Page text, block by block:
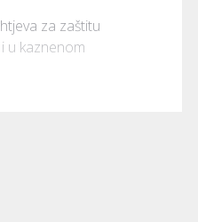
za zaštitu
u kaznenom